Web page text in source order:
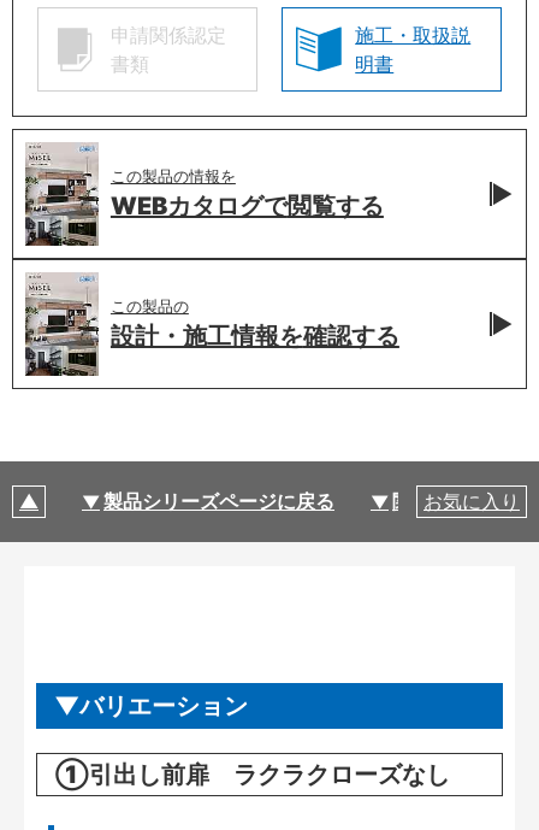
申請関係認定
書類
施工・取扱説
明書
この製品の情報を
WEBカタログで閲覧する
この製品の
設計・施工情報を確認する
製品シリーズページに戻る 関連部材・関連
お気に入り
バリエーション
①引出し前扉 ラクラクローズなし